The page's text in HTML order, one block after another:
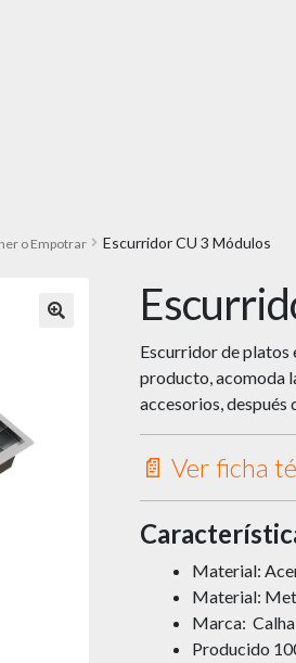
o Empotrar Escurridor CU 3 Módulos
Escurridor de
producto, acomoda
accesorios, después
📄 Ver ficha
Material:
Material:
Marca:
Producido